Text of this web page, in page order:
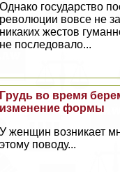
Однако государство
революции вовсе не
никаких жестов
не последовало...
Гpyдь во время
изменение формы
У женщин возникает
этому поводу...